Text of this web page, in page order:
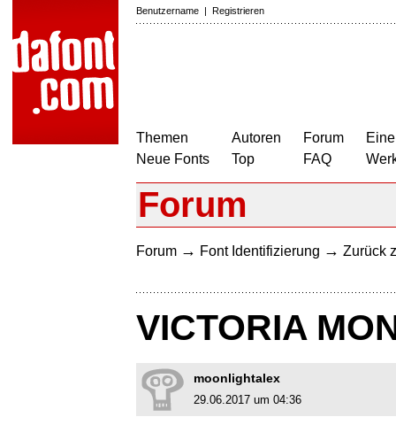
Benutzername | Registrieren
Themen
Neue Fonts
Autoren
Top
Forum
FAQ
Forum
Forum → Font Identifizierung → Zurück
VICTORIA
moonlightalex
29.06.2017 um 04:36